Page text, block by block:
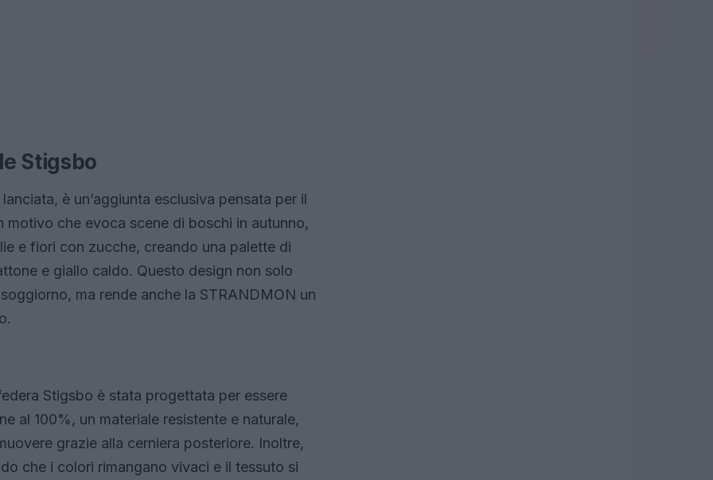
Stigsbo
è un’aggiunta esclusiva pensata per il
che evoca scene di boschi in autunno,
e fiori con zucche, creando una palette di
e giallo caldo. Questo design non solo
ma rende anche la STRANDMON un
Stigsbo è stata progettata per essere
al 100%, un materiale resistente e naturale,
grazie alla cerniera posteriore. Inoltre,
che i colori rimangano vivaci e il tessuto si